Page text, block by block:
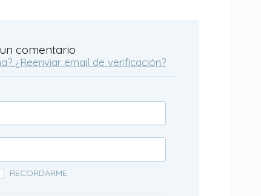
comentario
¿Reenviar email de verificación?
RECORDARME